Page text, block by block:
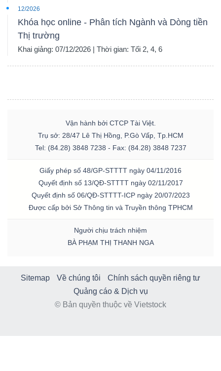
12/2026
Khóa học online - Phân tích Ngành và Dòng tiền
Thị trường
Khai giảng: 07/12/2026 | Thời gian: Tối 2, 4, 6
Vận hành bởi CTCP Tài Việt.
Trụ sở: 28/47 Lê Thị Hồng, P.Gò Vấp, Tp.HCM
Tel: (84.28) 3848 7238 - Fax: (84.28) 3848 7237
Giấy phép số 48/GP-STTTT ngày 04/11/2016
Quyết định số 13/QĐ-STTTT ngày 02/11/2017
Quyết định số 06/QĐ-STTTT-ICP ngày 20/07/2023
Được cấp bởi Sở Thông tin và Truyền thông TPHCM
Người chịu trách nhiệm
BÀ PHẠM THỊ THANH NGA
Sitemap Về chúng tôi
Chính sách quyền riêng tư
Quảng cáo & Dịch vụ
© Bản quyền thuộc về Vietstock